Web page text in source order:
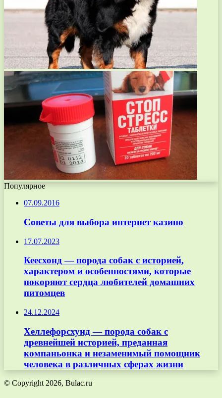
Популярное
07.09.2016
Советы для выбора интернет казино
17.07.2023
Кеесхонд — порода собак с историей,
характером и особенностями, которые
покоряют сердца любителей домашних
питомцев
24.12.2024
Хеллефорсхунд — порода собак с
древнейшей историей, преданная
компаньонка и незаменимый помощник
человека в различных сферах жизни
© Copyright 2026, Bulac.ru